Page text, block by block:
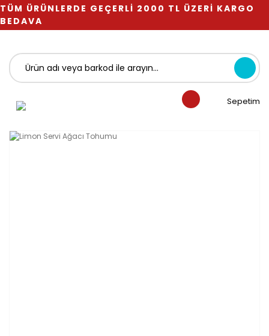
TÜM ÜRÜNLERDE GEÇERLİ 2000 TL ÜZERİ KARGO
BEDAVA
Sepetim